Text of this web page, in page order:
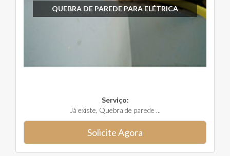
QUEBRA DE PAREDE PARA ELÉTRICA
Serviço:
Já existe, Quebra de parede ...
Solicite Agora